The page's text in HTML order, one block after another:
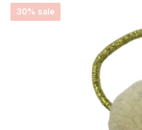
30% sale